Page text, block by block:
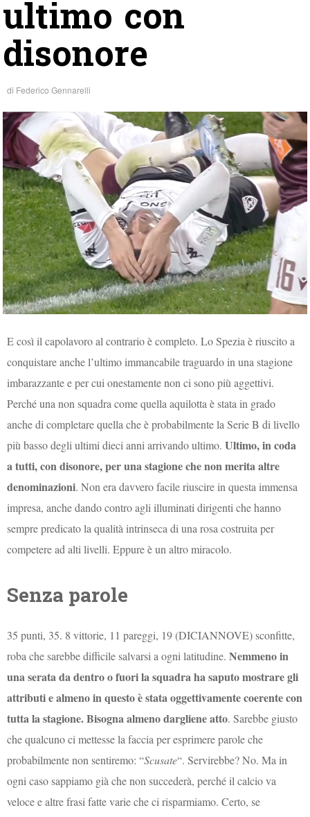
ultimo con
disonore
di Federico Gennarelli
E così il capolavoro al contrario è completo. Lo Spezia è riuscito a
conquistare anche l’ultimo immancabile traguardo in una stagione
imbarazzante e per cui onestamente non ci sono più aggettivi.
Perché una non squadra come quella aquilotta è stata in grado
anche di completare quella che è probabilmente la Serie B di livello
più basso degli ultimi dieci anni arrivando ultimo.Ultimo, in coda
a tutti, con disonore, per una stagione che non merita altre
denominazioni. Non era davvero facile riuscire in questa immensa
impresa, anche dando contro agli illuminati dirigenti che hanno
sempre predicato la qualità intrinseca di una rosa costruita per
competere ad alti livelli. Eppure è un altro miracolo.
Senza parole
35 punti, 35. 8 vittorie, 11 pareggi, 19 (DICIANNOVE) sconfitte,
roba che sarebbe difficile salvarsi a ogni latitudine.Nemmeno in
una serata da dentro o fuori la squadra ha saputo mostrare gli
attributi e almeno in questo è stata oggettivamente coerente con
tutta la stagione. Bisogna almeno dargliene atto. Sarebbe giusto
che qualcuno ci mettesse la faccia per esprimere parole che
probabilmente non sentiremo: “Scusate“. Servirebbe? No. Ma in
ogni caso sappiamo già che non succederà, perché il calcio va
veloce e altre frasi fatte varie che ci risparmiamo. Certo, se